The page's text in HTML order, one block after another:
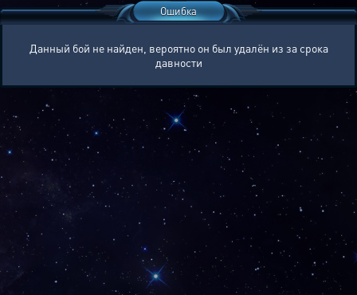
Ошибка
Данный бой не найден, вероятно он был удалён из за срока
давности